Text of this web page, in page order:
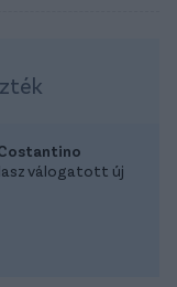
válogatott új